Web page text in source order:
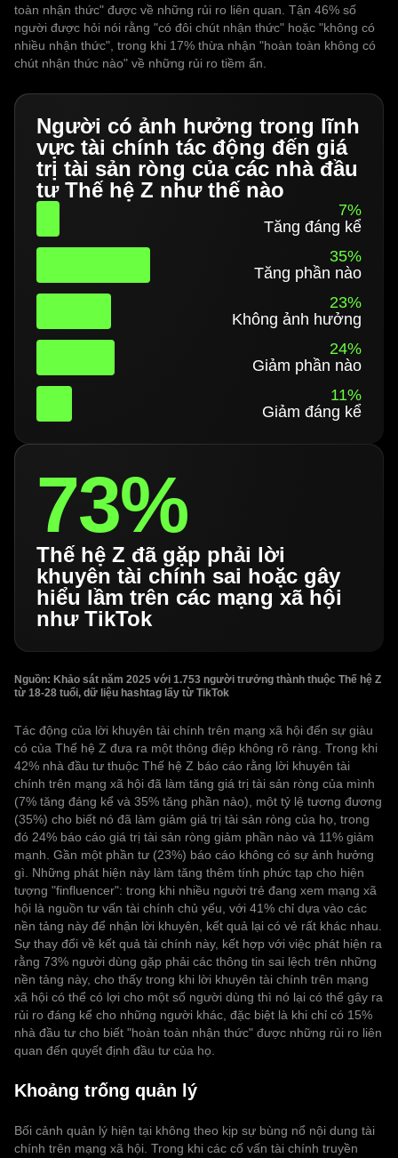
toàn nhận thức" được về những rủi ro liên quan. Tận 46% số
người được hỏi nói rằng "có đôi chút nhận thức" hoặc "không có
nhiều nhận thức", trong khi 17% thừa nhận "hoàn toàn không có
chút nhận thức nào" về những rủi ro tiềm ẩn.
Người có ảnh hưởng trong lĩnh
vực tài chính tác động đến giá
trị tài sản ròng của các nhà đầu
tư Thế hệ Z như thế nào
7%
Tăng đáng kể
35%
Tăng phần nào
23%
Không ảnh hưởng
24%
Giảm phần nào
11%
Giảm đáng kể
73%
Thế hệ Z đã gặp phải lời
khuyên tài chính sai hoặc gây
hiểu lầm trên các mạng xã hội
như TikTok
Nguồn: Khảo sát năm 2025 với 1.753 người trưởng thành thuộc Thế hệ Z
từ 18-28 tuổi, dữ liệu hashtag lấy từ TikTok
Tác động của lời khuyên tài chính trên mạng xã hội đến sự giàu
có của Thế hệ Z đưa ra một thông điệp không rõ ràng. Trong khi
42% nhà đầu tư thuộc Thế hệ Z báo cáo rằng lời khuyên tài
chính trên mạng xã hội đã làm tăng giá trị tài sản ròng của mình
(7% tăng đáng kể và 35% tăng phần nào), một tỷ lệ tương đương
(35%) cho biết nó đã làm giảm giá trị tài sản ròng của họ, trong
đó 24% báo cáo giá trị tài sản ròng giảm phần nào và 11% giảm
mạnh. Gần một phần tư (23%) báo cáo không có sự ảnh hưởng
gì. Những phát hiện này làm tăng thêm tính phức tạp cho hiện
tượng "finfluencer": trong khi nhiều người trẻ đang xem mạng xã
hội là nguồn tư vấn tài chính chủ yếu, với 41% chỉ dựa vào các
nền tảng này để nhận lời khuyên, kết quả lại có vẻ rất khác nhau.
Sự thay đổi về kết quả tài chính này, kết hợp với việc phát hiện ra
rằng 73% người dùng gặp phải các thông tin sai lệch trên những
nền tảng này, cho thấy trong khi lời khuyên tài chính trên mạng
xã hội có thể có lợi cho một số người dùng thì nó lại có thể gây ra
rủi ro đáng kể cho những người khác, đặc biệt là khi chỉ có 15%
nhà đầu tư cho biết "hoàn toàn nhận thức" được những rủi ro liên
quan đến quyết định đầu tư của họ.
Khoảng trống quản lý
Bối cảnh quản lý hiện tại không theo kịp sự bùng nổ nội dung tài
chính trên mạng xã hội. Trong khi các cố vấn tài chính truyền